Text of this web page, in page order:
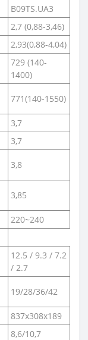
B09TS.UA3
2,7 (0,88-3,46)
2,93(0,88-4,04)
729 (140-
1400)
771(140-1550)
3,7
3,7
3,8
3,85
220~240
12.5 / 9.3 / 7.2
/ 2.7
19/28/36/42
837х308х189
8,6/10,7